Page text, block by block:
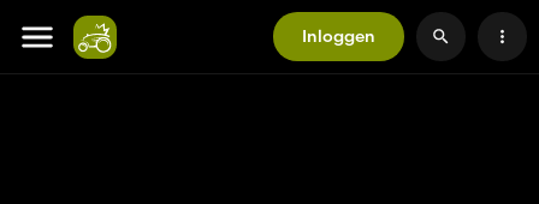
Inloggen